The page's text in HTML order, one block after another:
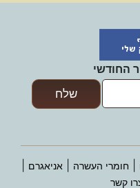
החודשי
חומרי העשרה אניאגרם
קשר